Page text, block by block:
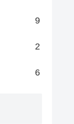
9
2
6